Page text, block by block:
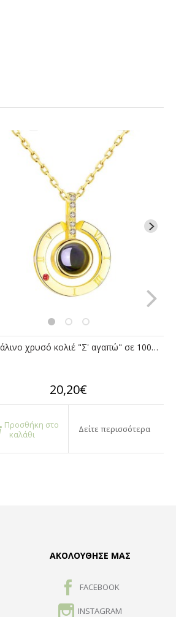
Jt Ατσάλινο χρυσό κολιέ "Σ' αγαπώ" σε 100 γλώσσες
20,20€
Προσθήκη στο
καλάθι
Δείτε περισσότερα
ΑΚΟΛΟΥΘΗΣΕ ΜΑΣ
FACEBOOK
INSTAGRAM